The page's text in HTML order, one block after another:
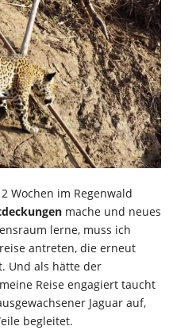
Wochen im Regenwald
mache und neues
lerne, muss ich
antreten, die erneut
Und als hätte der
Reise engagiert taucht
Jaguar auf,
begleitet.